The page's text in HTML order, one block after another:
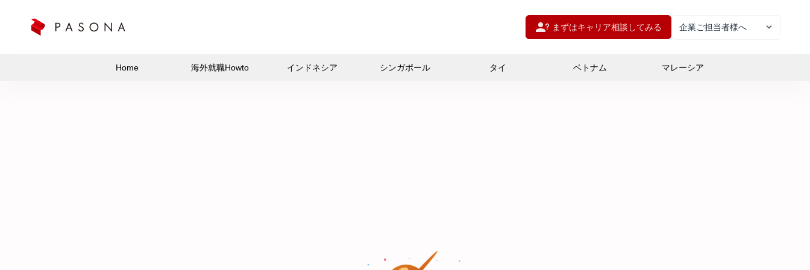
まずはキャリア相談してみる 企業ご担当者様へ
Home 海外就職Howto インドネシア シンガポール タイ ベトナム マレーシア